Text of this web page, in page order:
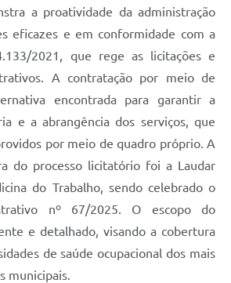
a proatividade da administração
eficazes e em conformidade com a
2021, que rege as licitações e
A contratação por meio de
encontrada para garantir a
e a abrangência dos serviços, que
por meio de quadro próprio. A
do processo licitatório foi a Laudar
do Trabalho, sendo celebrado o
nº 67/2025. O escopo do
e detalhado, visando a cobertura
de saúde ocupacional dos mais
municipais.